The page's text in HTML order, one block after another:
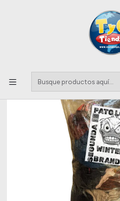
Llegaste a tu
Fardo